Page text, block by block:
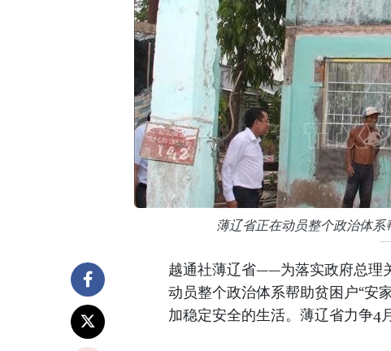
薄辽省正在动员整个政治体系
越通社薄辽省——为落实政府总理
动员整个政治体系帮助贫困户“安
加稳定安全的生活。薄辽省力争4